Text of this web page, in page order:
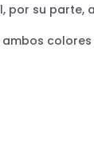
por su
ambos